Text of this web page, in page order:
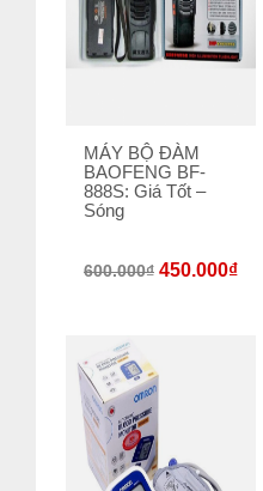
MÁY BỘ ĐÀM
BAOFENG BF-
888S: Giá Tốt –
Sóng
600.000₫ 450.000₫